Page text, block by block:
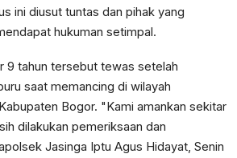
ini diusut tuntas dan pihak yang
hukuman setimpal.
9 tahun tersebut tewas setelah
saat memancing di wilayah
Bogor. "Kami amankan sekitar
dilakukan pemeriksaan dan
Jasinga Iptu Agus Hidayat, Senin